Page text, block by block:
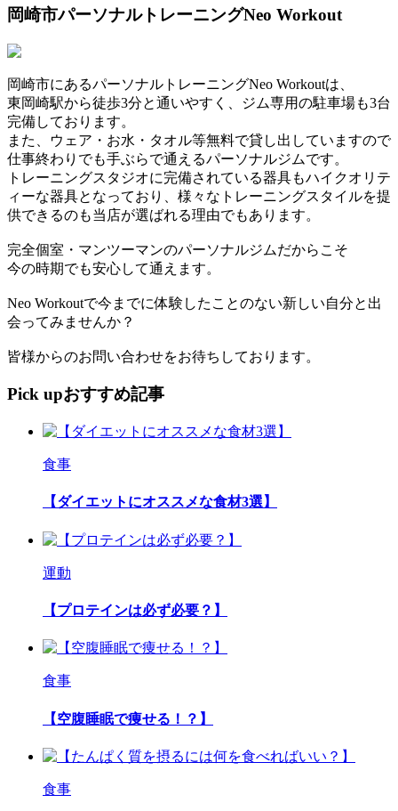
岡崎市パーソナルトレーニングNeo Workout
岡崎市にあるパーソナルトレーニングNeo Workoutは、
東岡崎駅から徒歩3分と通いやすく、ジム専用の駐車場も3台
完備しております。
また、ウェア・お水・タオル等無料で貸し出していますので
仕事終わりでも手ぶらで通えるパーソナルジムです。
トレーニングスタジオに完備されている器具もハイクオリテ
ィーな器具となっており、様々なトレーニングスタイルを提
供できるのも当店が選ばれる理由でもあります。
完全個室・マンツーマンのパーソナルジムだからこそ
今の時期でも安心して通えます。
Neo Workoutで今までに体験したことのない新しい自分と出
会ってみませんか？
皆様からのお問い合わせをお待ちしております。
Pick upおすすめ記事
食事
【ダイエットにオススメな食材3選】
運動
【プロテインは必ず必要？】
食事
【空腹睡眠で痩せる！？】
食事